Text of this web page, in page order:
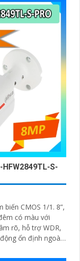
HFW2849TL-S-
biến CMOS 1/1. 8”,
có màu với
rõ, hỗ trợ WDR,
ổn định ngoài